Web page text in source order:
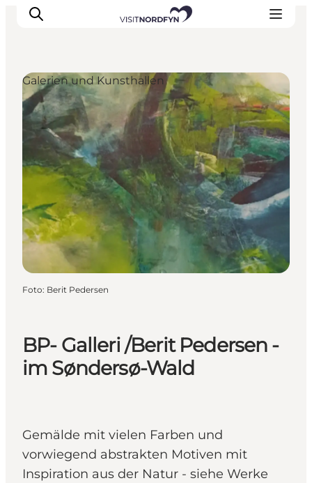
Erleben
Eventkalender
Essen und Trinken
Unterkünfte
Erlebnisbuchung
Für Kinder
BP- Galleri /Berit Pedersen -
im Søndersø-Wald
Gemälde mit vielen Farben und
vorwiegend abstrakten Motiven mit
Inspiration aus der Natur - siehe Werke
Galerien und Kunsthallen
Foto: Berit Pedersen